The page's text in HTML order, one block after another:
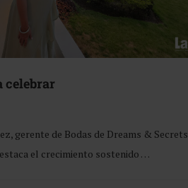
celebrar
gerente de Bodas de Dreams & Secrets
el crecimiento sostenido …